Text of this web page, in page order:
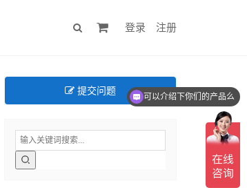
登录 注册
提交问题
可以介绍下你们的产品么
你们是怎么收费的呢